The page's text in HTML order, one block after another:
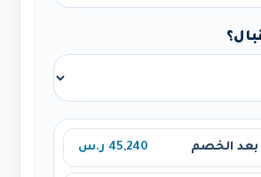
بعد الخصم 45,240 ر.س